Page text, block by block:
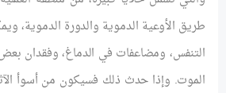
طريق الأوعية الدموية والدورة الدموية،
التنفس، ومضاعفات في الدماغ، وفقدان
الموت. وإذا حدث ذلك فسيكون من أسوأ